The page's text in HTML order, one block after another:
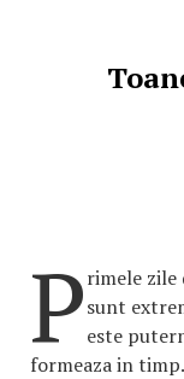
Primele zile
sunt
este
formeaza in